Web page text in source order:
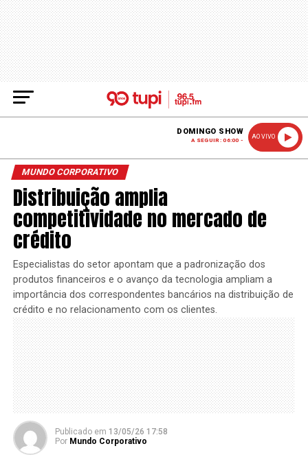
DOMINGO SHOW
A SEGUIR: 06:00 -
AO VIVO
MUNDO CORPORATIVO
Distribuição amplia
competitividade no mercado de
crédito
Especialistas do setor apontam que a padronização dos
produtos financeiros e o avanço da tecnologia ampliam a
importância dos correspondentes bancários na distribuição de
crédito e no relacionamento com os clientes.
Publicado em 13/05/26 17:58
Por Mundo Corporativo